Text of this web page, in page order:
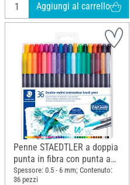
Aggiungi al carrello
Penne STAEDTLER a doppia
punta in fibra con punta a
pennello, 36 pezzi
Spessore: 0.5 - 6 mm; Contenuto:
36 pezzi